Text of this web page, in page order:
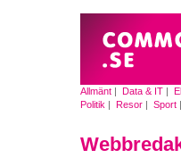
Allmänt | Data & IT |
Politik | Resor | Sport |